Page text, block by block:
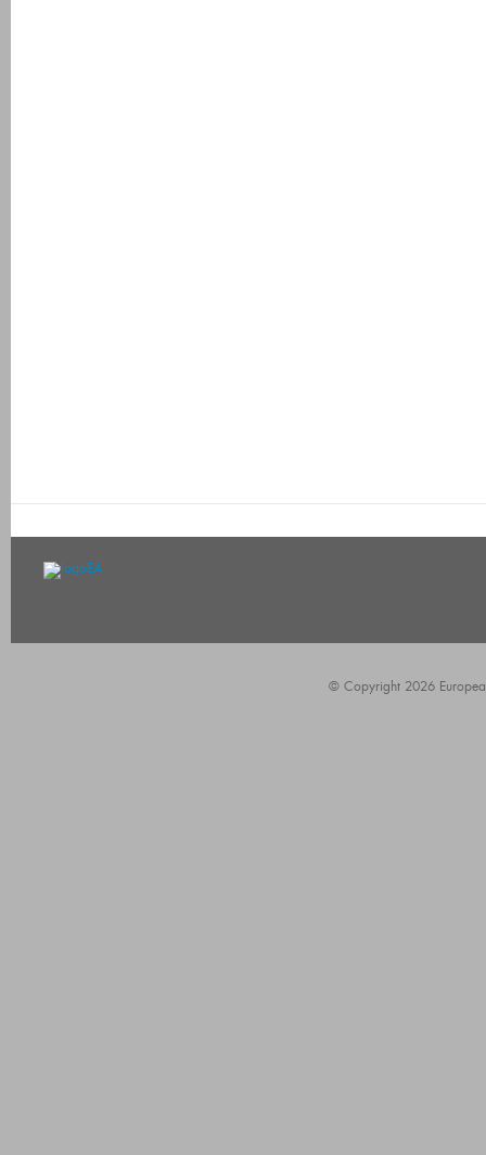
© Copyright 2026